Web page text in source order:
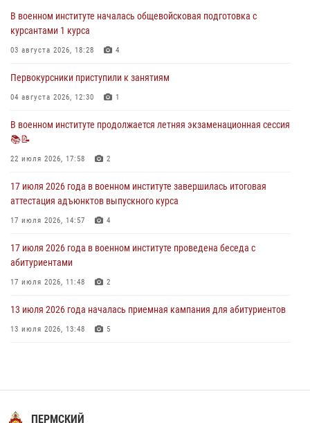
28 июля 2026 года в военном институте организована беседа и
праздничный молебен
В военном институте завершается летняя экзаменационная сессия
27 июля 2026 года в военном институте поощрены курсанты
27 июля 2026, 10:45
В военном институте началась общевойсковая подготовка с
курсантами 1 курса
03 августа 2026, 18:28 4
Первокурсники приступили к занятиям
04 августа 2026, 12:30 1
В военном институте продолжается летняя экзаменационная сессия
📚📝
22 июля 2026, 17:58 2
17 июля 2026 года в военном институте завершилась итоговая
аттестация адъюнктов выпускного курса
17 июля 2026, 14:57 4
17 июля 2026 года в военном институте проведена беседа с
абитуриентами
17 июля 2026, 11:48 2
13 июля 2026 года началась приемная кампания для абитуриентов
13 июля 2026, 13:48 5
16 июля 2026, 12:29 3
29 июля 2026 года курсанты военного института успешно сдали
ПЕРМСКИЙ